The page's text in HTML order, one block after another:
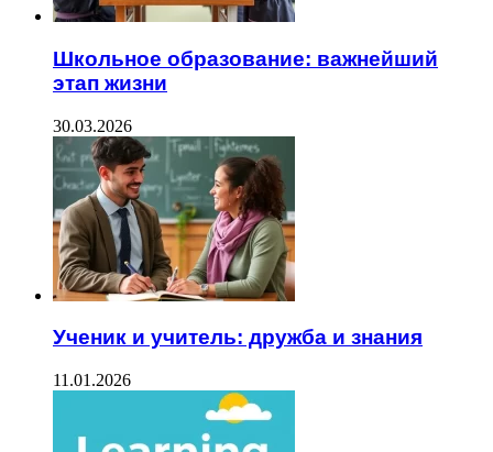
Школьное образование: важнейший
этап жизни
30.03.2026
Ученик и учитель: дружба и знания
11.01.2026